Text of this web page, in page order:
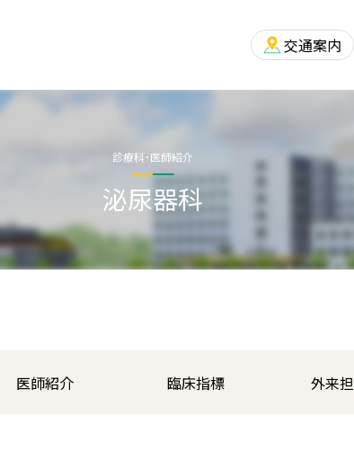
交通案内
診療科・医師紹介
泌尿器科
医師紹介 臨床指標 外来